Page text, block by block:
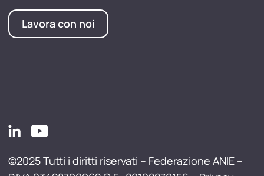
Lavora con noi
©2025 Tutti i diritti riservati – Federazione ANIE –